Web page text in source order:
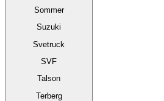
Sommer
Suzuki
Svetruck
SVF
Talson
Terberg